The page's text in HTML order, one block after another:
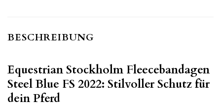
BESCHREIBUNG
Equestrian Stockholm Fleecebandagen
Steel Blue FS 2022: Stilvoller Schutz für
dein Pferd